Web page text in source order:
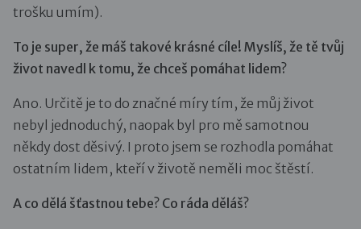
trošku umím).
To je super, že máš takové krásné cíle! Myslíš, že tě tvůj
život navedl k tomu, že chceš pomáhat lidem?
Ano. Určitě je to do značné míry tím, že můj život
nebyl jednoduchý, naopak byl pro mě samotnou
někdy dost děsivý. I proto jsem se rozhodla pomáhat
ostatním lidem, kteří v životě neměli moc štěstí.
A co dělá šťastnou tebe? Co ráda děláš?